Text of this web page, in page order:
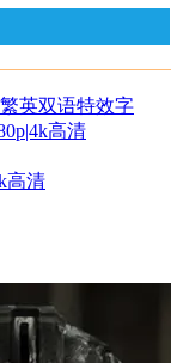
英双语特效字
高清
高清